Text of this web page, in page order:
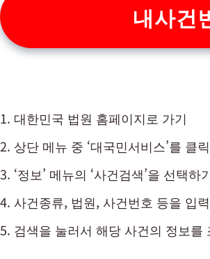
내사건
대한민국 법원 홈페이지로 가기
상단 메뉴 중 ‘대국민서비스’를 클
‘정보’ 메뉴의 ‘사건검색’을 선택하
사건종류, 법원, 사건번호 등을 입
검색을 눌러서 해당 사건의 정보를